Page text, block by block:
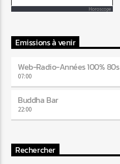
Horoscope
Emissions à venir
Web-Radio-Années 100% 80s
07:00
Buddha Bar
22:00
Rechercher